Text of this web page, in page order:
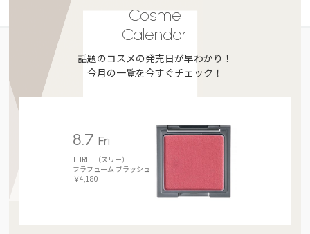
Cosme
Calendar
話題のコスメの発売日が早わかり！
今月の一覧を今すぐチェック！
8.7Fri
THREE（スリー）
フラフューム ブラッシュ
￥4,180